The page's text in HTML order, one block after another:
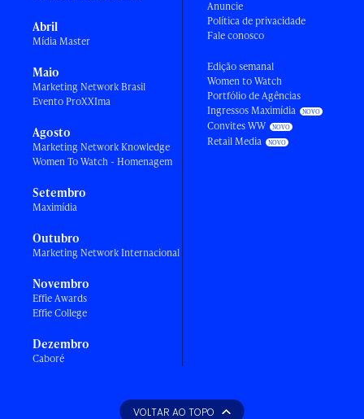
Abril
Mídia Master
Maio
Marketing Network Brasil
Evento ProXXIma
Agosto
Marketing Network Knowledge
Women To Watch - Homenagem
Setembro
Maximídia
Outubro
Marketing Network Internacional
Novembro
Effie Awards
Effie College
Dezembro
Caboré
Anuncie
Política de privacidade
Fale conosco
Edição semanal
Women to Watch
Portfólio de Agências
Ingressos Maximídia
Convites WW
Retail Media
VOLTAR AO TOPO